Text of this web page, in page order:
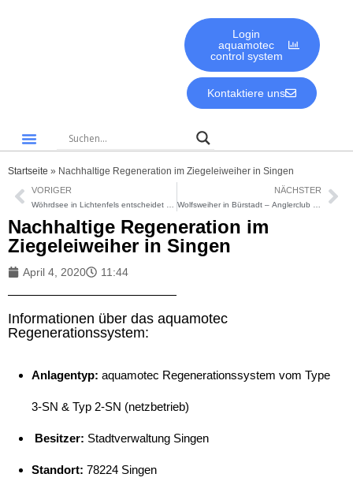
Login
aquamotec
control system
Kontaktiere uns
Startseite » Nachhaltige Regeneration im Ziegeleiweiher in Singen
VORIGER NÄCHSTER
Nachhaltige Regeneration im
Ziegeleiweiher in Singen
April 4, 2020 11:44
Informationen über das aquamotec
Regenerationssystem:
Anlagentyp: aquamotec Regenerationssystem vom Type
3-SN & Typ 2-SN (netzbetrieb)
Besitzer: Stadtverwaltung Singen
Standort: 78224 Singen